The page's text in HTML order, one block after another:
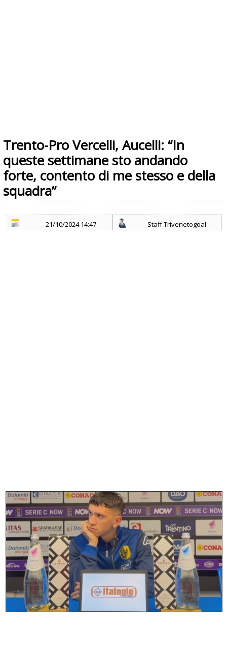
Trento-Pro Vercelli, Aucelli: “In
queste settimane sto andando
forte, contento di me stesso e della
squadra”
21/10/2024 14:47 Staff Trivenetogoal